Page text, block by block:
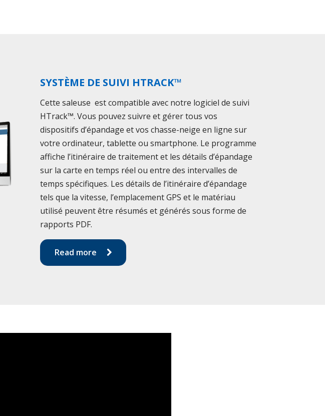
SYSTÈME DE SUIVI HTRACK™
Cette saleuse est compatible avec notre logiciel de suivi
HTrack™. Vous pouvez suivre et gérer tous vos
dispositifs d’épandage et vos chasse-neige en ligne sur
votre ordinateur, tablette ou smartphone. Le programme
affiche l’itinéraire de traitement et les détails d’épandage
sur la carte en temps réel ou entre des intervalles de
temps spécifiques. Les détails de l’itinéraire d’épandage
tels que la vitesse, l’emplacement GPS et le matériau
utilisé peuvent être résumés et générés sous forme de
rapports PDF.
Read more